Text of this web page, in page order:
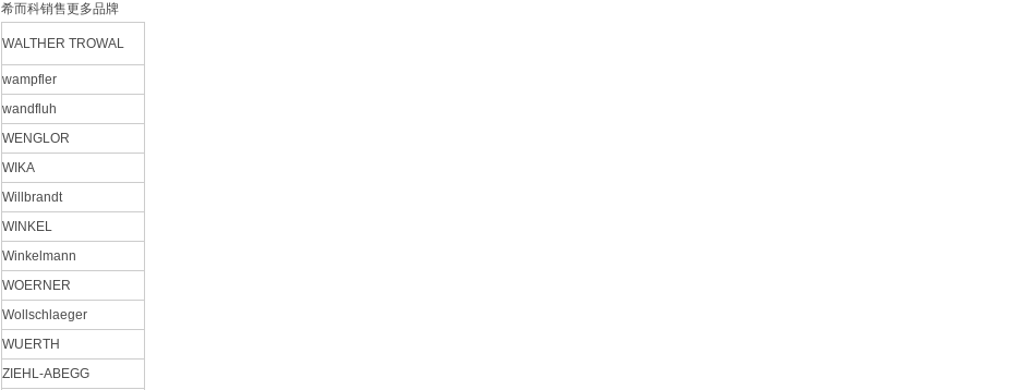
希而科销售更多品牌
WALTHER TROWAL
wampfler
wandfluh
WENGLOR
WIKA
Willbrandt
WINKEL
Winkelmann
WOERNER
Wollschlaeger
WUERTH
ZIEHL-ABEGG